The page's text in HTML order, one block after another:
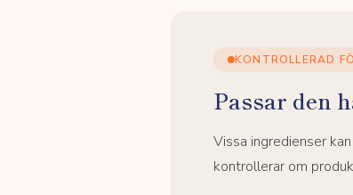
KONTROLLERAD
Passar den
Vissa ingredienser
kontrollerar om